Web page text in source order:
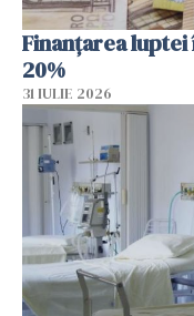
Finanțarea
20%
31 IULIE 2026